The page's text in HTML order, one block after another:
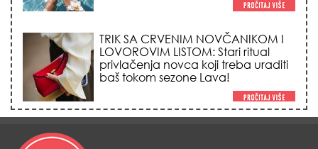
TRIK SA CRVENIM NOVČANIKOM I
LOVOROVIM LISTOM: Stari ritual
privlačenja novca koji treba uraditi
baš tokom sezone Lava!